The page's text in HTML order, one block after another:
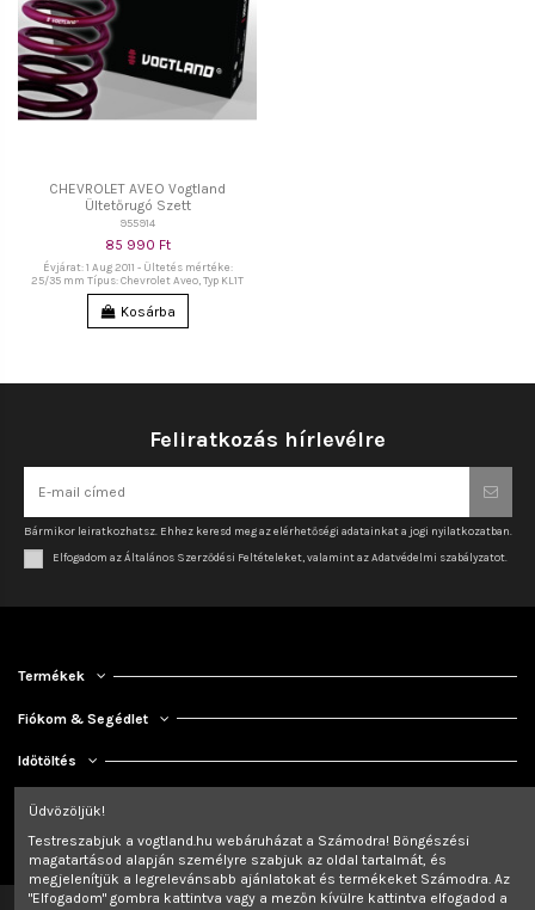
CHEVROLET AVEO Vogtland
Ültetőrugó Szett
955914
85 990 Ft
Évjárat: 1 Aug 2011 - Ültetés mértéke:
25/35 mm Típus: Chevrolet Aveo, Typ KL1T
Kosárba
Feliratkozás hírlevélre
Bármikor leiratkozhatsz. Ehhez keresd meg az elérhetőségi adatainkat a jogi nyilatkozatban.
Elfogadom az Általános Szerződési Feltételeket, valamint az Adatvédelmi szabályzatot.
Termékek
Fiókom & Segédlet
Időtöltés
Kapcsolat
Üdvözöljük!
Testreszabjuk a vogtland.hu webáruházat a Számodra! Böngészési
magatartásod alapján személyre szabjuk az oldal tartalmát, és
megjelenítjük a legrelevánsabb ajánlatokat és termékeket Számodra. Az
"Elfogadom" gombra kattintva vagy a mezőn kívülre kattintva elfogadod a